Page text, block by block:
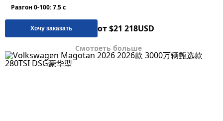
Разгон 0-100: 7.5 с
Хочу заказать от $21 218USD
Смотреть больше